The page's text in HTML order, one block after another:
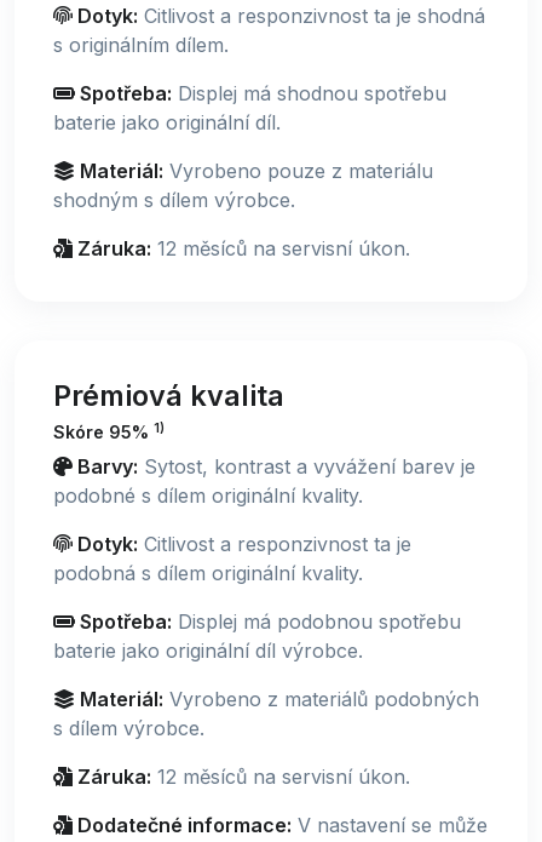
Dotyk: Citlivost a responzivnost ta je shodná
s originálním dílem.
Spotřeba: Displej má shodnou spotřebu
baterie jako originální díl.
Materiál: Vyrobeno pouze z materiálu
shodným s dílem výrobce.
Záruka: 12 měsíců na servisní úkon.
Prémiová kvalita
Skóre 95% 1)
Barvy: Sytost, kontrast a vyvážení barev je
podobné s dílem originální kvality.
Dotyk: Citlivost a responzivnost ta je
podobná s dílem originální kvality.
Spotřeba: Displej má podobnou spotřebu
baterie jako originální díl výrobce.
Materiál: Vyrobeno z materiálů podobných
s dílem výrobce.
Záruka: 12 měsíců na servisní úkon.
Dodatečné informace: V nastavení se může